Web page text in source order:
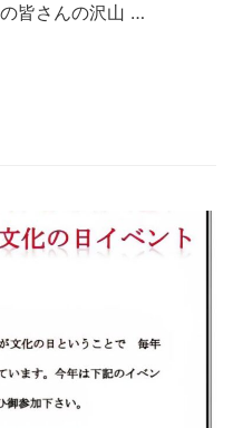
皆さんの沢山 …